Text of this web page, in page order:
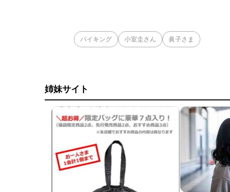
バイキング 小室圭さん 眞子さま
姉妹サイト